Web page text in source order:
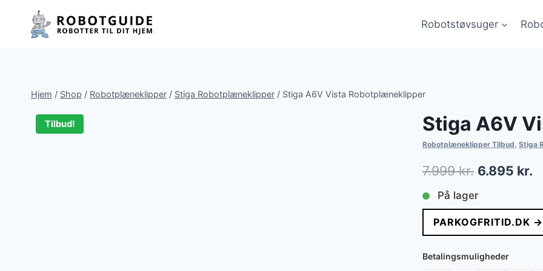
indhold
Robotstøvsuger
Hjem / Shop / Robotplæneklipper / Stiga Robotplæneklipper / Stiga A6V Vista Robotplæneklipper
Tilbud! Stiga A6V
Robotplæneklipper Tilbud, Stiga
7.999kr. Den
oprindelige
pris
var:
7.999 kr..
6.895 kr.
På lager
PARKOGFRITID.DK →
Betalingsmuligheder